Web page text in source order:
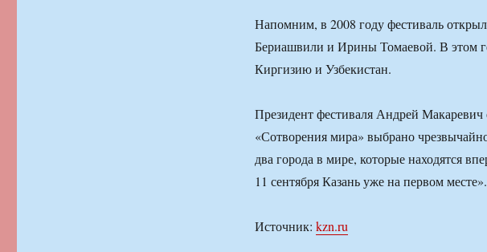
Напомним, в 2008 году фестиваль
Бериашвили и Ирины Томаевой. В этом
Киргизию и Узбекистан.
Президент фестиваля Андрей Макаревич
«Сотворения мира» выбрано
два города в мире, которые находятся
11 сентября Казань уже на первом месте».
Источник: kzn.ru